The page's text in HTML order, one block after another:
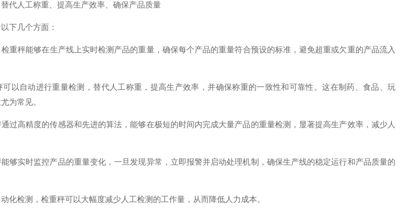
代人工称重、提高生产效率、确保产品质量
下几个方面‌：
重秤能够在生产线上实时检测产品的重量，确保每个产品的重量符合预设的标准，避免超重或欠重的产品流入
以自动进行重量检测，替代人工称重，提高生产效率，并确保称重的一致性和可靠性。这在制药、食品、玩
为常见‌。
过高精度的传感器和先进的算法，能够在极短的时间内完成大量产品的重量检测，显著提高生产效率，减少人
够实时监控产品的重量变化，一旦发现异常，立即报警并启动处理机制，确保生产线的稳定运行和产品质量的
化检测，检重秤可以大幅度减少人工检测的工作量，从而降低人力成本‌。